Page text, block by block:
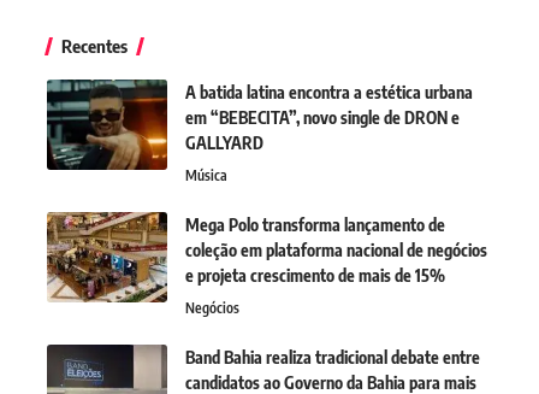
Recentes
A batida latina encontra a estética urbana
em “BEBECITA”, novo single de DRON e
GALLYARD
Música
Mega Polo transforma lançamento de
coleção em plataforma nacional de negócios
e projeta crescimento de mais de 15%
Negócios
Band Bahia realiza tradicional debate entre
candidatos ao Governo da Bahia para mais